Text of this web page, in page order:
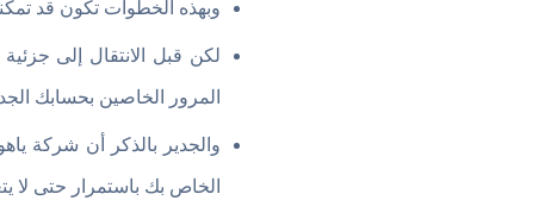
وبهذه الخطوات تكون قد
لكن قبل الانتقال إلى
المرور الخاصين بحسابك
والجدير بالذكر أن شركة
الخاص بك باستمرار حتى لا